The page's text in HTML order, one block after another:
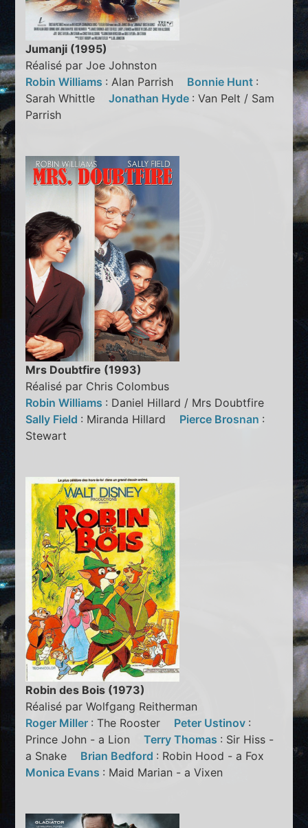
Jumanji (1995)
Réalisé par Joe Johnston
Robin Williams : Alan Parrish Bonnie Hunt :
Sarah WhittleJonathan Hyde : Van Pelt / Sam
Parrish
Mrs Doubtfire (1993)
Réalisé par Chris Colombus
Robin Williams : Daniel Hillard / Mrs Doubtfire
Sally Field : Miranda Hillard Pierce Brosnan :
Stewart
Robin des Bois (1973)
Réalisé par Wolfgang Reitherman
Roger Miller : The Rooster Peter Ustinov :
Prince John - a LionTerry Thomas : Sir Hiss -
a Snake Brian Bedford : Robin Hood - a Fox
Monica Evans : Maid Marian - a Vixen